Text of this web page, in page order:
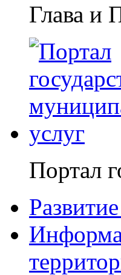
Глава и
Портал